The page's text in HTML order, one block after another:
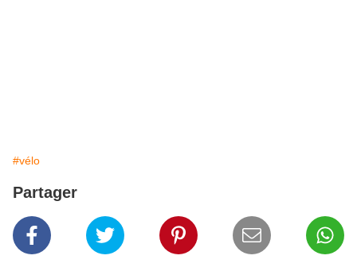
#vélo
Partager